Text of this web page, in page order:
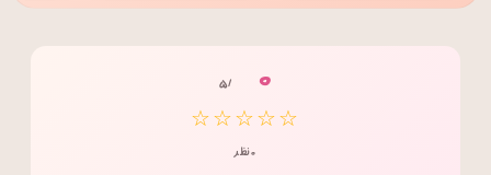
۰ / ۵
☆☆☆☆☆
۰ نظر